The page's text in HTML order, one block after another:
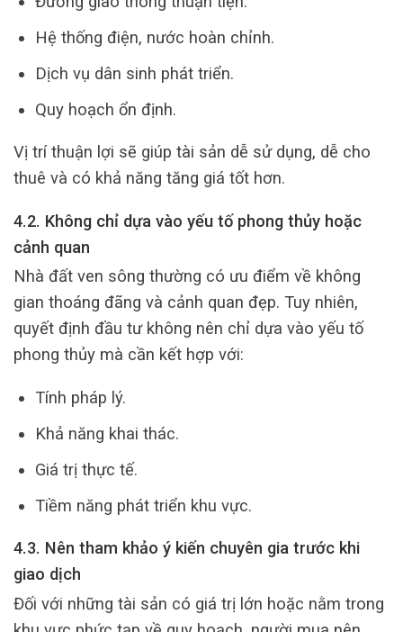
Hệ thống điện, nước hoàn chỉnh.
Dịch vụ dân sinh phát triển.
Quy hoạch ổn định.
Vị trí thuận lợi sẽ giúp tài sản dễ sử dụng, dễ cho
thuê và có khả năng tăng giá tốt hơn.
4.2. Không chỉ dựa vào yếu tố phong thủy hoặc
cảnh quan
Nhà đất ven sông thường có ưu điểm về không
gian thoáng đãng và cảnh quan đẹp. Tuy nhiên,
quyết định đầu tư không nên chỉ dựa vào yếu tố
phong thủy mà cần kết hợp với:
Tính pháp lý.
Khả năng khai thác.
Giá trị thực tế.
Tiềm năng phát triển khu vực.
4.3. Nên tham khảo ý kiến chuyên gia trước khi
giao dịch
Đối với những tài sản có giá trị lớn hoặc nằm trong